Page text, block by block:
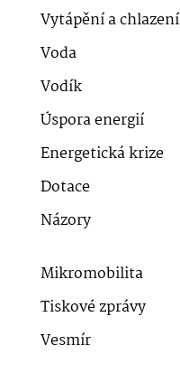
Vytápění a chlazení
Voda
Vodík
Úspora energií
Energetická krize
Dotace
Názory
Mikromobilita
Tiskové zprávy
Vesmír